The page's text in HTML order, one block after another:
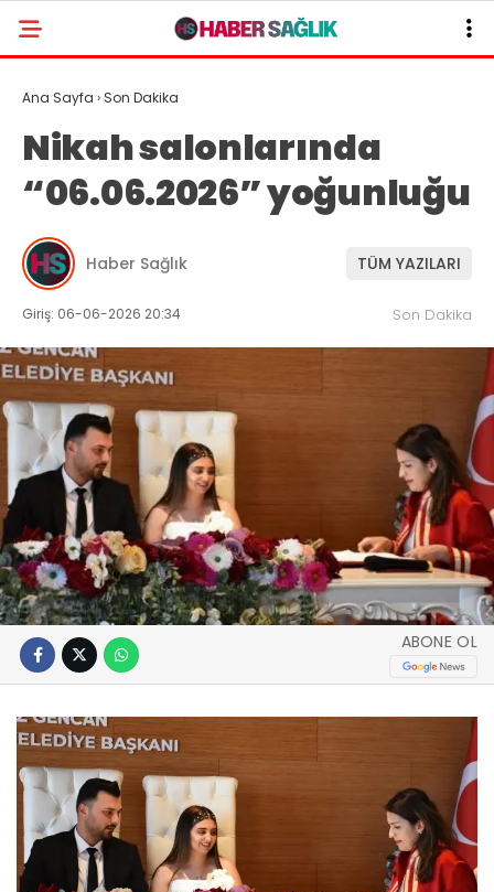
Ana Sayfa › Son Dakika
Nikah salonlarında
“06.06.2026” yoğunluğu
Haber Sağlık TÜM YAZILARI
Giriş: 06-06-2026 20:34 Son Dakika
ABONE OL